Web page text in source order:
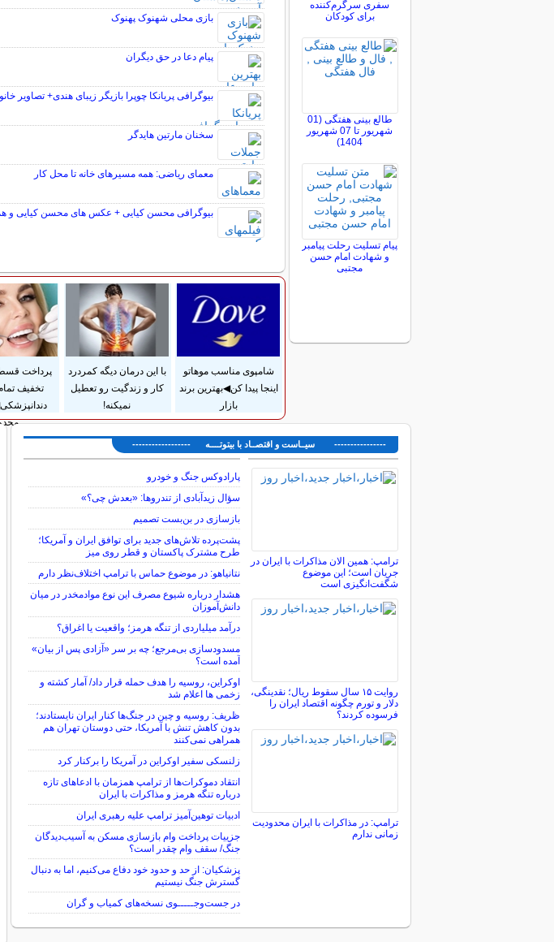
بازی محلی شهنوک پهنوک
پیام دعا در حق دیگران
بیوگرافی پریانکا چوپرا بازیگر زیبای هندی+ تصاویر
سخنان مارتین هایدگر
معمای ریاضی: همه مسیرهای خانه تا محل کار
بیوگرافی محسن کیایی + عکس های محسن کیایی
شامپوی مناسب موهاتو
اینجا پیدا کن◀بهترین برند
بازار
با این درمان دیگه کمردرد
کار و زندگیت رو تعطیل
نمیکنه!
تخفیف
سفری سرگرم‌کننده
برای کودکان
طالع بینی هفتگی (01
شهریور تا 07 شهریور
1404)
پیام تسلیت رحلت پیامبر
و شهادت امام حسن
مجتبی
---------------- سیــاست و اقتصــاد با بیتوتــــه ------------------
ترامپ: همین الان مذاکرات با ایران در
جریان است؛ این موضوع
شگفت‌انگیزی است
روایت ۱۵ سال سقوط ریال؛ نقدینگی،
دلار و تورم چگونه اقتصاد ایران را
فرسوده کردند؟
ترامپ: در مذاکرات با ایران محدودیت
زمانی ندارم
پارادوکس جنگ و خودرو
سؤال زیدآبادی از تندروها: «بعدش چی؟»
بازسازی در بن‌بست تصمیم
پشت‌پرده تلاش‌های جدید برای توافق ایران و آمریکا؛
طرح مشترک پاکستان و قطر روی میز
نتانیاهو: در موضوع حماس با ترامپ اختلاف‌نظر دارم
هشدار درباره شیوع مصرف این نوع موادمخدر در میان
دانش‌آموزان
درآمد میلیاردی از تنگه هرمز؛ واقعیت یا اغراق؟
مسدودسازی بی‌مرجع؛ چه بر سر «آزادی پس از بیان»
آمده است؟
اوکراین، روسیه را هدف حمله قرار داد/ آمار کشته و
زخمی ها اعلام شد
ظریف: روسیه و چین در جنگ‌ها کنار ایران نایستادند؛
بدون کاهش تنش با آمریکا، حتی دوستان تهران هم
همراهی نمی‌کنند
زلنسکی سفیر اوکراین در آمریکا را برکنار کرد
انتقاد دموکرات‌ها از ترامپ همزمان با ادعاهای تازه
درباره تنگه هرمز و مذاکرات با ایران
ادبیات توهین‌آمیز ترامپ علیه رهبری ایران
جزییات پرداخت وام بازسازی مسکن به آسیب‌دیدگان
جنگ/ سقف وام چقدر است؟
پزشکیان: از حد و حدود خود دفاع می‌کنیم، اما به دنبال
گسترش جنگ نیستیم
در جست‌وجـــــوی نسخه‌های کمیاب و گران